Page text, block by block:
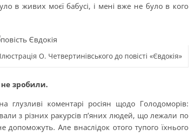
в живих моєї бабусі, і мені вже не було в кого
Ілюстрація О. Четвертинівського до повісті «Євдокія»
зробили.
глузливі коментарі росіян щодо Голодоморів:
з різних ракурсів п’яних людей, що лежали по
Але внаслідок отого тупого їхнього